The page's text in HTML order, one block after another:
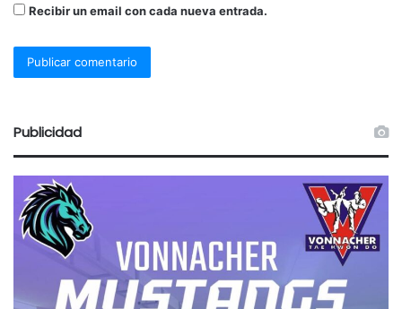
Recibir un email con cada nueva entrada.
Publicidad